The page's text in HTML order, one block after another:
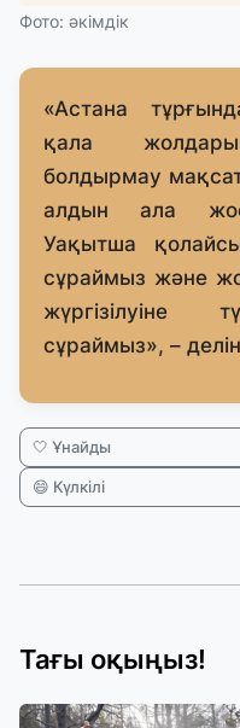
Фото: әкімдік
«Астана
қала
болдырмау
алдын ала
Уақытша
сұраймыз және
жүргізілуіне
сұраймыз», –
🤍 Ұнайды
😄 Күлкілі
Тағы оқыңыз!